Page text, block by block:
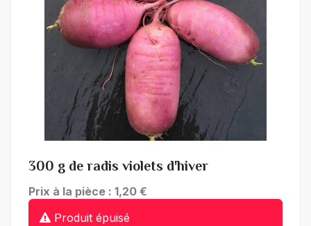
300 g de radis violets d'hiver
Prix à la pièce : 1,20 €
Produit épuisé
+ de détails